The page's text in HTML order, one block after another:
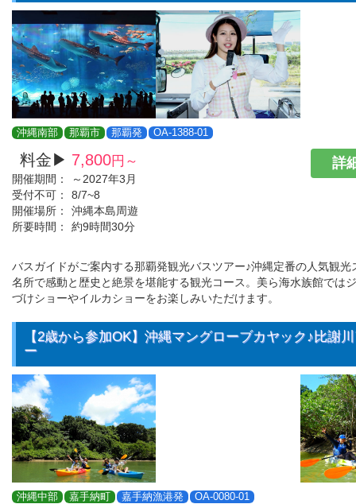
沖縄南部 那覇市 那覇発 OA-1388-01
料金▶ 7,800円～
開催期間：
～2027年3月
受付不可：
8/7~8
開催場所：
沖縄本島周遊
所要時間：
約9時間30分
詳
バスガイドがご案内する那覇発観光バスツアー♪沖縄定番の人気観光
名所で感動と歴史と絶景を堪能する観光コース。美ら海水族館では
づけショーやイルカショーをお楽しみいただけます。
【2歳から参加OK】沖縄マングローブカヤック♪比謝
ー
沖縄中部 嘉手納町 嘉手納漁港発 OA-0080-01